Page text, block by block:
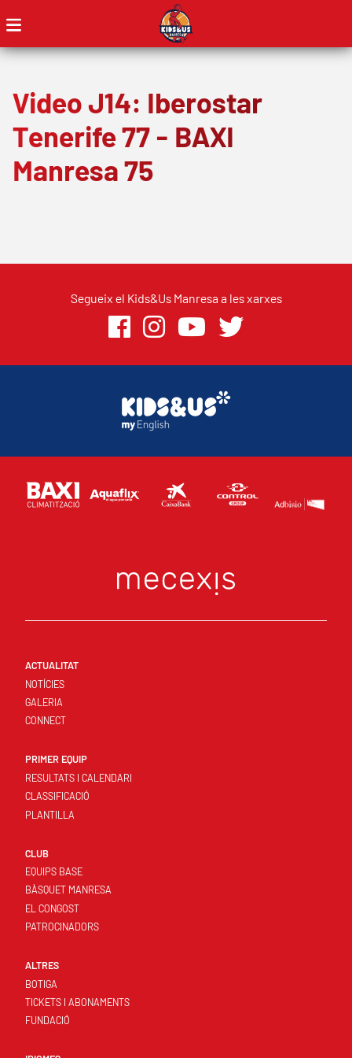
Video J14: Iberostar
Tenerife 77 - BAXI
Manresa 75
Segueix el Kids&Us Manresa a les xarxes
ACTUALITAT
NOTÍCIES
GALERIA
CONNECT
PRIMER EQUIP
RESULTATS I CALENDARI
CLASSIFICACIÓ
PLANTILLA
CLUB
EQUIPS BASE
BÀSQUET MANRESA
EL CONGOST
PATROCINADORS
ALTRES
BOTIGA
TICKETS I ABONAMENTS
FUNDACIÓ